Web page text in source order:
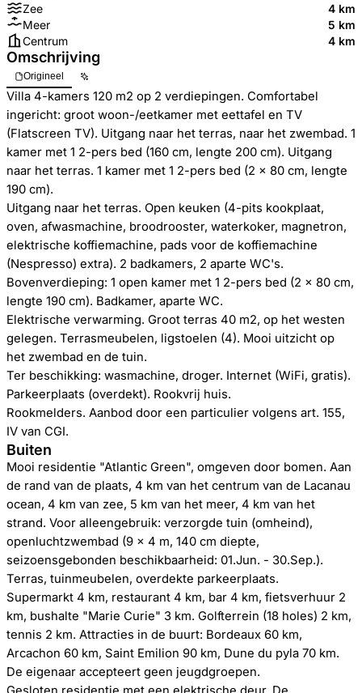
Zee
4 km
Meer
5 km
Centrum
4 km
Omschrijving
Origineel
Villa 4-kamers 120 m2 op 2 verdiepingen. Comfortabel
ingericht: groot woon-/eetkamer met eettafel en TV
(Flatscreen TV). Uitgang naar het terras, naar het zwembad. 1
kamer met 1 2-pers bed (160 cm, lengte 200 cm). Uitgang
naar het terras. 1 kamer met 1 2-pers bed (2 x 80 cm, lengte
190 cm).
Uitgang naar het terras. Open keuken (4-pits kookplaat,
oven, afwasmachine, broodrooster, waterkoker, magnetron,
elektrische koffiemachine, pads voor de koffiemachine
(Nespresso) extra). 2 badkamers, 2 aparte WC's.
Bovenverdieping: 1 open kamer met 1 2-pers bed (2 x 80 cm,
lengte 190 cm). Badkamer, aparte WC.
Elektrische verwarming. Groot terras 40 m2, op het westen
gelegen. Terrasmeubelen, ligstoelen (4). Mooi uitzicht op
het zwembad en de tuin.
Ter beschikking: wasmachine, droger. Internet (WiFi, gratis).
Parkeerplaats (overdekt). Rookvrij huis.
Rookmelders. Aanbod door een particulier volgens art. 155,
IV van CGI.
Buiten
Mooi residentie "Atlantic Green", omgeven door bomen. Aan
de rand van de plaats, 4 km van het centrum van de Lacanau
ocean, 4 km van zee, 5 km van het meer, 4 km van het
strand. Voor alleengebruik: verzorgde tuin (omheind),
openluchtzwembad (9 x 4 m, 140 cm diepte,
seizoensgebonden beschikbaarheid: 01.Jun. - 30.Sep.).
Terras, tuinmeubelen, overdekte parkeerplaats.
Supermarkt 4 km, restaurant 4 km, bar 4 km, fietsverhuur 2
km, bushalte "Marie Curie" 3 km. Golfterrein (18 holes) 2 km,
tennis 2 km. Attracties in de buurt: Bordeaux 60 km,
Arcachon 60 km, Saint Emilion 90 km, Dune du pyla 70 km.
De eigenaar accepteert geen jeugdgroepen.